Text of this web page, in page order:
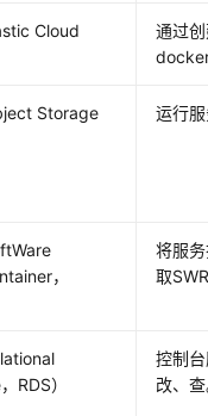
Cloud
通过
docker
Storage
运行
，
将服
取
RDS）
控制
改、查